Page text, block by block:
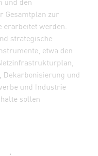
Gesamtplan zur
erarbeitet werden.
strategische
etwa den
Dekarbonisierung und
und Industrie
sollen